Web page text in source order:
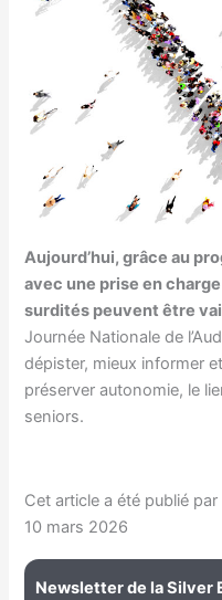
Aujourd’hui, grâce au
avec une prise en
surdités peuvent être
Journée Nationale de
dépister, mieux informer
préserver autonomie, le
seniors.
Cet article a été publié
10 mars 2026
Newsletter de la Silver